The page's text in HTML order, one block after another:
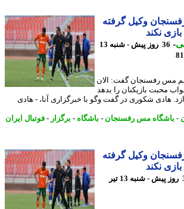
وکیل گرفته
نکند
36 روز پیش - شنبه 13
رفسنجان گفت: الان
بازیکنان را بدهد
شکوری در گفت وگو با خبرگزاری آنا، - هادی
مس رفسنجان-باشگاه-برگزار - فوتبال ایران
وکیل گرفته
نکند
36 روز پیش - شنبه 13 تیر